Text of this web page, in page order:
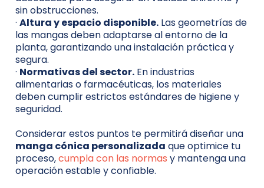
sin obstrucciones.
· Altura y espacio disponible. Las geometrías de
las mangas deben adaptarse al entorno de la
planta, garantizando una instalación práctica y
segura.
· Normativas del sector. En industrias
alimentarias o farmacéuticas, los materiales
deben cumplir estrictos estándares de higiene y
seguridad.
Considerar estos puntos te permitirá diseñar una
manga cónica personalizada que optimice tu
proceso,cumpla con las normas y mantenga una
operación estable y confiable.